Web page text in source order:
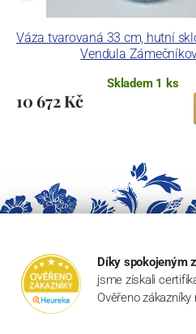
Váza tvarovaná 33 cm, hutní
Vendula
Skladem 1 ks
10 672 Kč
Díky spokojeným
jsme získali
Ověřeno